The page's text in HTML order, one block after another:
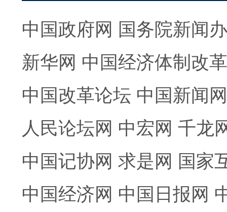
中国政府网 国务院新闻
新华网 中国经济体制改
中国改革论坛 中国新闻网
人民论坛网 中宏网 千龙
中国记协网 求是网 国家
中国经济网 中国日报网